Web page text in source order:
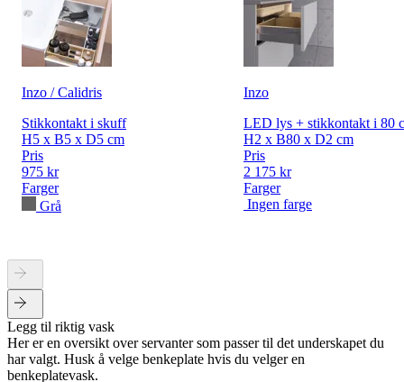
Inzo / Calidris
Stikkontakt i skuff
H5 x B5 x D5 cm
Pris
975 kr
Farger
Grå
Inzo
LED lys + stikkontakt i 80
H2 x B80 x D2 cm
Pris
2 175 kr
Farger
Ingen farge
Legg til riktig vask
Her er en oversikt over servanter som passer til det underskapet du
har valgt. Husk å velge benkeplate hvis du velger en
benkeplatevask.